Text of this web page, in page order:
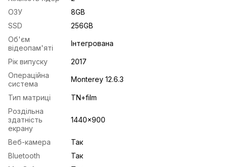
ОЗУ
8GB
SSD
256GB
Об'єм
відеопам'яті
Інтегрована
Рік випуску
2017
Операційна
система
Monterey 12.6.3
Тип матриці
TN+film
Роздільна
здатність
екрану
1440x900
Веб-камера
Так
Bluetooth
Так